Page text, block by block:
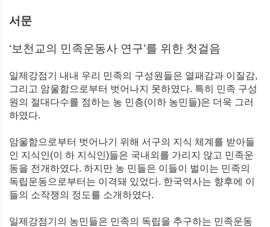
서문
‘보천교의 민족운동사 연구’를 위한 첫걸음
일제강점기 내내 우리 민족의 구성원들은 열패감과 이질감,
그리고 암울함으로부터 벗어나지 못하였다. 특히 민족 구성
원의 절대다수를 점하는 농 민층(이하 농민들)은 더욱 그러
하였다.
암울함으로부터 벗어나기 위해 서구의 지식 체계를 받아들
인 지식인(이 하 지식인)들은 국내외를 가리지 않고 민족운
동을 전개하였다. 하지만 농 민들은 이들이 벌이는 민족의
독립운동으로부터는 이격돼 있었다. 한국역사는 향후에 이
들의 소작쟁의 정도를 소개하였다.
일제강점기의 농민들은 민족의 독립을 추구하는 민족운동